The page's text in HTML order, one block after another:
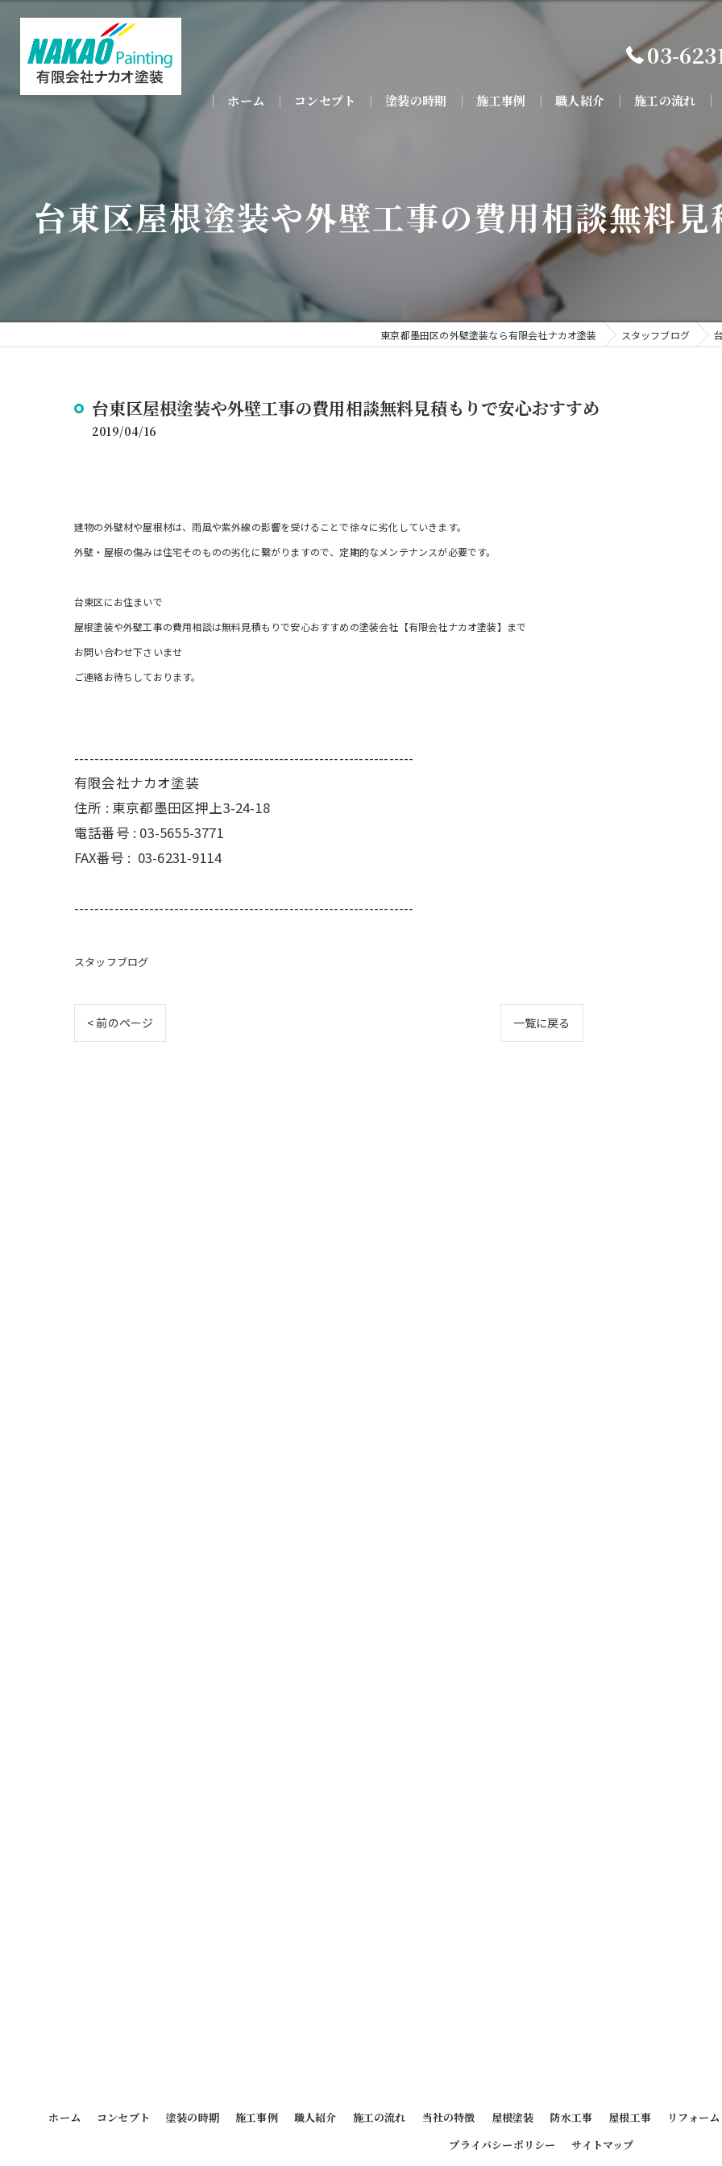
03-
ホーム コンセプト 塗装の時期 施工事例 職人紹介 施工の流れ
台東区屋根塗装や外壁工事の費用相談無料
東京都墨田区の外壁塗装なら有限会社ナカオ塗装 スタッフブログ
台東区屋根塗装や外壁工事の費用相談無料見積もりで安心おすすめ
2019/04/16
建物の外壁材や屋根材は、雨風や紫外線の影響を受けることで徐々に劣化していきます。
外壁・屋根の傷みは住宅そのものの劣化に繋がりますので、定期的なメンテナンスが必要です。
台東区にお住まいで
屋根塗装や外壁工事の費用相談は無料見積もりで安心おすすめの塗装会社【有限会社ナカオ塗装】まで
お問い合わせ下さいませ
ご連絡お待ちしております。
--------------------------------------------------------------------
有限会社ナカオ塗装
住所 : 東京都墨田区押上3-24-18
電話番号 : 03-5655-3771
FAX番号 : 03-6231-9114
--------------------------------------------------------------------
スタッフブログ
< 前のページ 一覧に戻る
ホーム コンセプト 塗装の時期 施工事例 職人紹介 施工の流れ 当社の特徴 屋根塗装 防水工事 屋根工事 リフォーム
プライバシーポリシー
サイトマップ